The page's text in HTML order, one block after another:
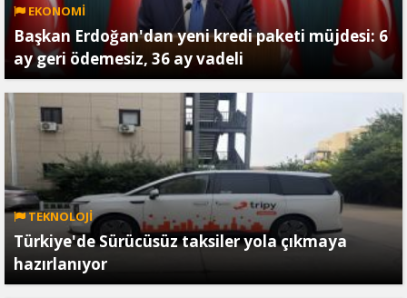
EKONOMİ
Başkan Erdoğan'dan yeni kredi paketi müjdesi: 6
ay geri ödemesiz, 36 ay vadeli
TEKNOLOJİ
Türkiye'de Sürücüsüz taksiler yola çıkmaya
hazırlanıyor